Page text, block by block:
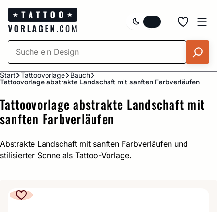
Zum
Inhalt
springen
Start Tattoovorlage
Bauch
Tattoovorlage abstrakte Landschaft mit sanften Farbverläufen
Tattoovorlage abstrakte Landschaft mit
sanften Farbverläufen
Abstrakte Landschaft mit sanften Farbverläufen und
stilisierter Sonne als Tattoo-Vorlage.